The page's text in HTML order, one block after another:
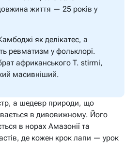
життя — 25 років у
як делікатес, а
ревматизм у фольклорі.
африканського T. stirmi,
масивніший.
а шедевр природи, що
в дивовижному. Його
в норах Амазонії та
де кожен крок лапи — урок